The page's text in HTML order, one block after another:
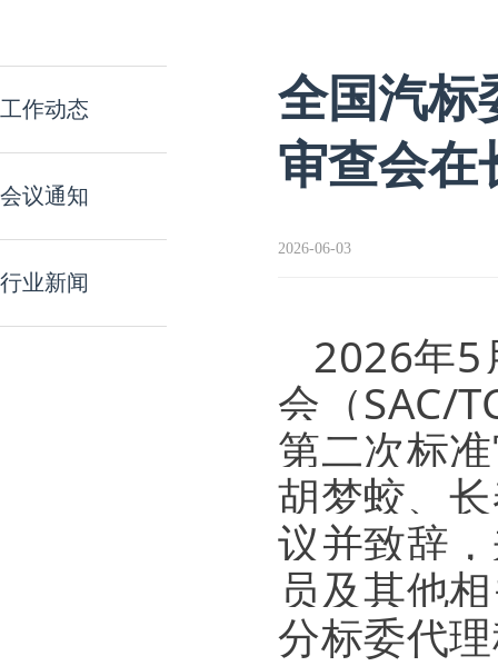
工作动态
会议通知
行业新闻
全国汽标
审查会在
2026-06-03
2026年5
会（SAC/
第二次标
胡梦蛟、
议并致辞
员及其他
分标委代